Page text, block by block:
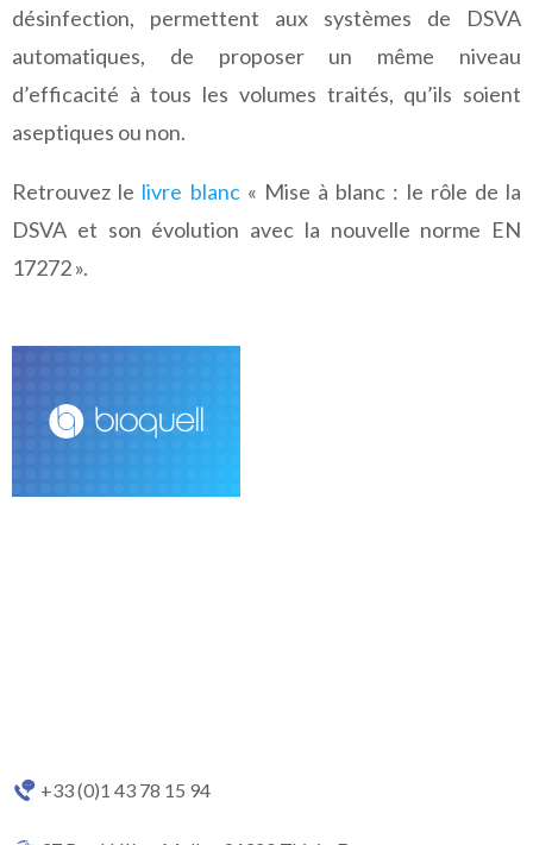
désinfection, permettent aux systèmes de DSVA
automatiques, de proposer un même niveau
d’efficacité à tous les volumes traités, qu’ils soient
aseptiques ou non.
Retrouvez le livre blanc« Mise à blanc : le rôle de la
DSVA et son évolution avec la nouvelle norme EN
17272 ».
+33 (0)1 43 78 15 94